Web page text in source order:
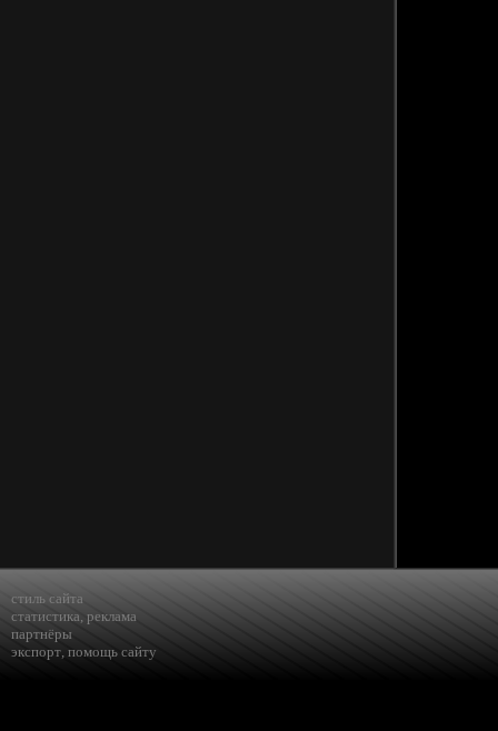
стиль сайта
статистика, реклама
партнёры
экспорт, помощь сайту